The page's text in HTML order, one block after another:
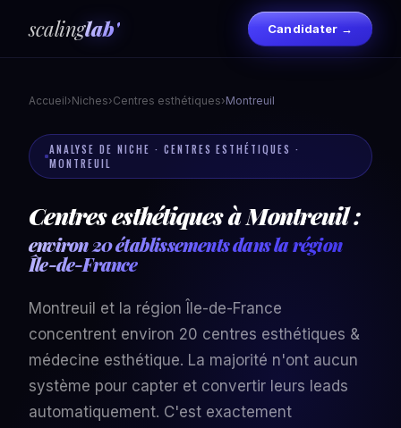
scalinglab' Candidater →
Accueil›Niches›Centres esthétiques›Montreuil
ANALYSE DE NICHE · CENTRES ESTHÉTIQUES ·
MONTREUIL
Centres esthétiques à Montreuil :
environ 20 établissements dans la région
Île-de-France
Montreuil et la région Île-de-France
concentrent environ 20 centres esthétiques &
médecine esthétique. La majorité n'ont aucun
système pour capter et convertir leurs leads
automatiquement. C'est exactement